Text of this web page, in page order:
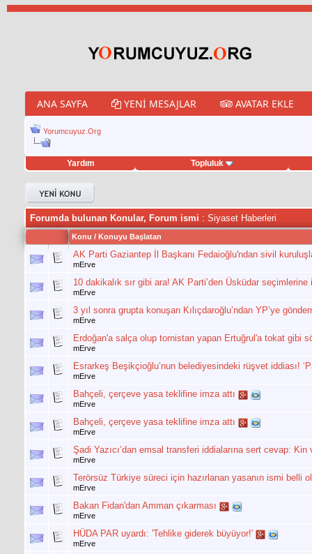
ANA SAYFA YENI MESAJLAR AVATAR EKLE
Yorumcuyuz.Org
Yardım Topluluk
hilesi
Forumda bulunan Konular, Forum ismi : Siyaset Haberleri
Konu / Konuyu Başlatan
AK Parti Gaziantep İl Başkanı Fedaioğlu'ndan sivil
mErve
10 dakikalık sır gibi ara! AK Parti’den Üsküdar seçimlerine
mErve
3 yıl sonra grupta konuşan Kılıçdaroğlu’ndan YP’ye
mErve
Erdoğan'a salça olup tornistan yapan Ertuğrul'a tokat gibi
mErve
Esrarkeş Beşikçioğlu’nun belediyesindeki rüşvet iddiası!
mErve
Bahçeli, çerçeve yasa teklifine imza attı
mErve
Bahçeli, çerçeve yasa teklifine imza attı
mErve
Şadi Yazıcı’dan emsal transferi iddialarına sert cevap:
mErve
Terörsüz Türkiye süreci için hazırlanan yasanın ismi belli
mErve
Bakan Fidan'dan Amman çıkarması
mErve
HÜDA PAR uyardı: 'Tehlike giderek büyüyor!'
mErve